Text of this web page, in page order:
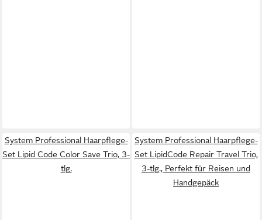
System Professional Haarpflege-
Set Lipid Code Color Save Trio, 3-
tlg.
System Professional Haarpflege-
Set LipidCode Repair Travel Trio,
3-tlg., Perfekt für Reisen und
Handgepäck